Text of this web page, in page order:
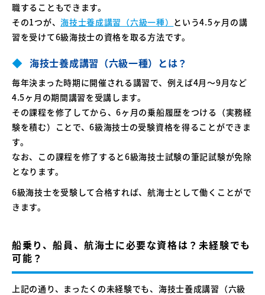
職することもできます。
その1つが、海技士養成講習（六級一種） という4.5ヶ月の講
習を受けて6級海技士の資格を取る方法です。
海技士養成講習（六級一種）とは？
毎年決まった時期に開催される講習で、例えば4月〜9月など
4.5ヶ月の期間講習を受講します。
その課程を修了してから、6ヶ月の乗船履歴をつける（実務経
験を積む）ことで、6級海技士の受験資格を得ることができま
す。
なお、この課程を修了すると6級海技士試験の筆記試験が免除
となります。
6級海技士を受験して合格すれば、航海士として働くことがで
きます。
船乗り、船員、航海士に必要な資格は？未経験でも
可能？
上記の通り、まったくの未経験でも、海技士養成講習（六級